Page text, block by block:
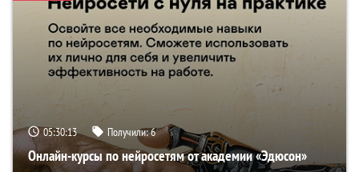
05:30:12 Получили:6
Онлайн-курсы по нейросетям от академии «Эдюсон»